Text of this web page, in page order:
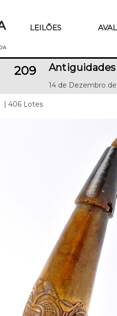
LEILÕES
209 Antiguidades
14 de Dezembro
| 406 Lotes